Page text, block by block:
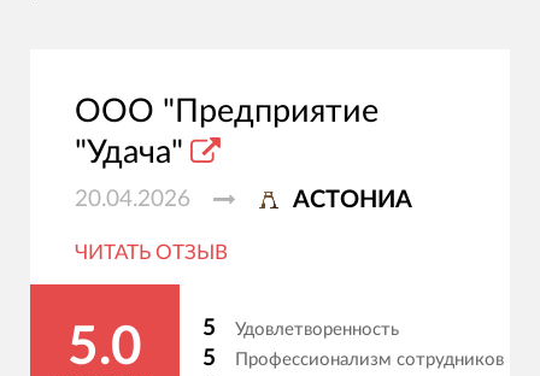
ООО "Предприятие
"Удача"
20.04.2026 АСТОНИА
ЧИТАТЬ ОТЗЫВ
5.0 5 Удовлетворенность
5 Профессионализм сотрудников